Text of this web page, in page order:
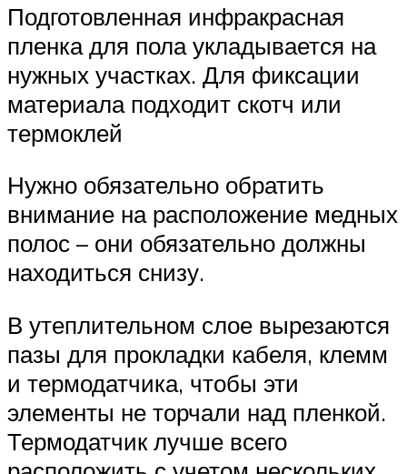
Подготовленная инфракрасная
пленка для пола укладывается на
нужных участках. Для фиксации
материала подходит скотч или
термоклей
Нужно обязательно обратить
внимание на расположение медных
полос – они обязательно должны
находиться снизу.
В утеплительном слое вырезаются
пазы для прокладки кабеля, клемм
и термодатчика, чтобы эти
элементы не торчали над пленкой.
Термодатчик лучше всего